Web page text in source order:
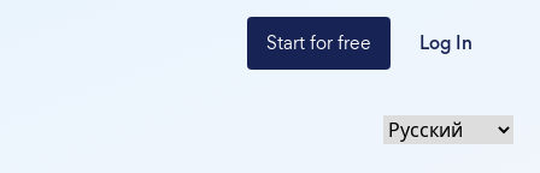
Start for free Log In